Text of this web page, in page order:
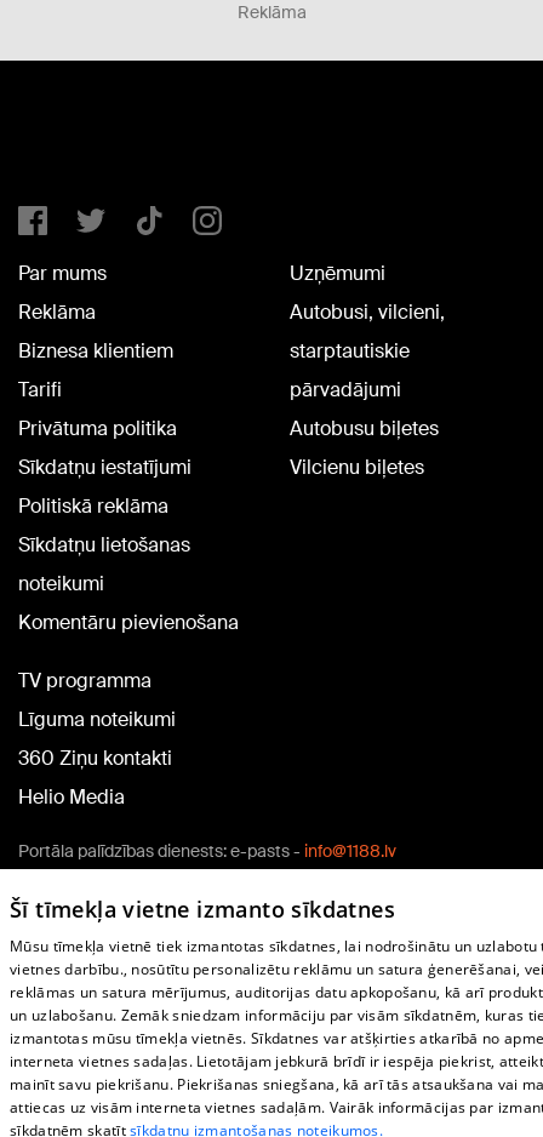
Reklāma
Par mums
Reklāma
Biznesa klientiem
Tarifi
Privātuma politika
Sīkdatņu iestatījumi
Politiskā reklāma
Sīkdatņu lietošanas
noteikumi
Komentāru pievienošana
Uzņēmumi
Autobusi, vilcieni,
starptautiskie
pārvadājumi
Autobusu biļetes
Vilcienu biļetes
TV programma
Līguma noteikumi
360 Ziņu kontakti
Helio Media
Portāla palīdzības dienests: e-pasts - info@1188.lv
Copyright © 2004-2026 SIA HELIO MEDIA.
All rights reserved.
Šī tīmekļa vietne izmanto sīkdatnes
Mūsu tīmekļa vietnē tiek izmantotas sīkdatnes, lai nodrošinātu un uzlabotu
vietnes darbību., nosūtītu personalizētu reklāmu un satura ģenerēšanai,
reklāmas un satura mērījumus, auditorijas datu apkopošanu, kā arī
un uzlabošanu. Zemāk sniedzam informāciju par visām sīkdatnēm, kuras
izmantotas mūsu tīmekļa vietnēs. Sīkdatnes var atšķirties atkarībā no
interneta vietnes sadaļas. Lietotājam jebkurā brīdī ir iespēja piekrist,
mainīt savu piekrišanu. Piekrišanas sniegšana, kā arī tās atsaukšana vai
attiecas uz visām interneta vietnes sadaļām. Vairāk informācijas par
sīkdatnēm skatītsīkdatņu izmantošanas noteikumos.